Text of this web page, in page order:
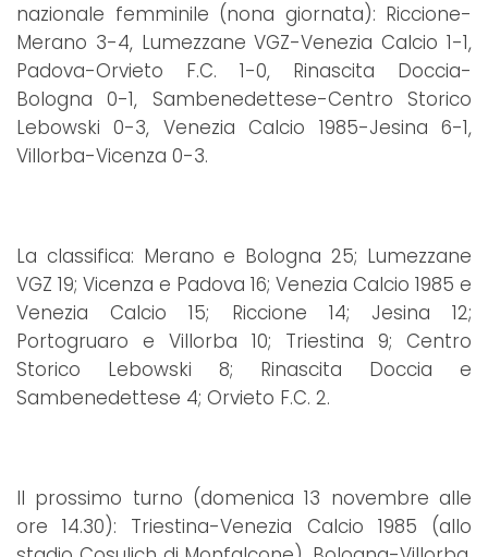
nazionale femminile (nona giornata): Riccione-
Merano 3-4, Lumezzane VGZ-Venezia Calcio 1-1,
Padova-Orvieto F.C. 1-0, Rinascita Doccia-
Bologna 0-1, Sambenedettese-Centro Storico
Lebowski 0-3, Venezia Calcio 1985-Jesina 6-1,
Villorba-Vicenza 0-3.
La classifica: Merano e Bologna 25; Lumezzane
VGZ 19; Vicenza e Padova 16; Venezia Calcio 1985 e
Venezia Calcio 15; Riccione 14; Jesina 12;
Portogruaro e Villorba 10; Triestina 9; Centro
Storico Lebowski 8; Rinascita Doccia e
Sambenedettese 4; Orvieto F.C. 2.
Il prossimo turno (domenica 13 novembre alle
ore 14.30): Triestina-Venezia Calcio 1985 (allo